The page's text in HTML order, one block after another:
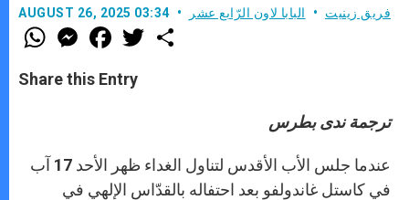
AUGUST 26, 2025 03:34 فريق زينيت البابا لاون الرّابع عشر
W
h
t
s
M
e
s
e
F
a
e
b
w
Share this Entry
ترجمة ندى بطرس
عندما جلس الأب الأقدس لتناول الغداء ظهر الأحد 17 آب
في كاستل غاندولفو بعد احتفاله بالقدّاس الإلهي في